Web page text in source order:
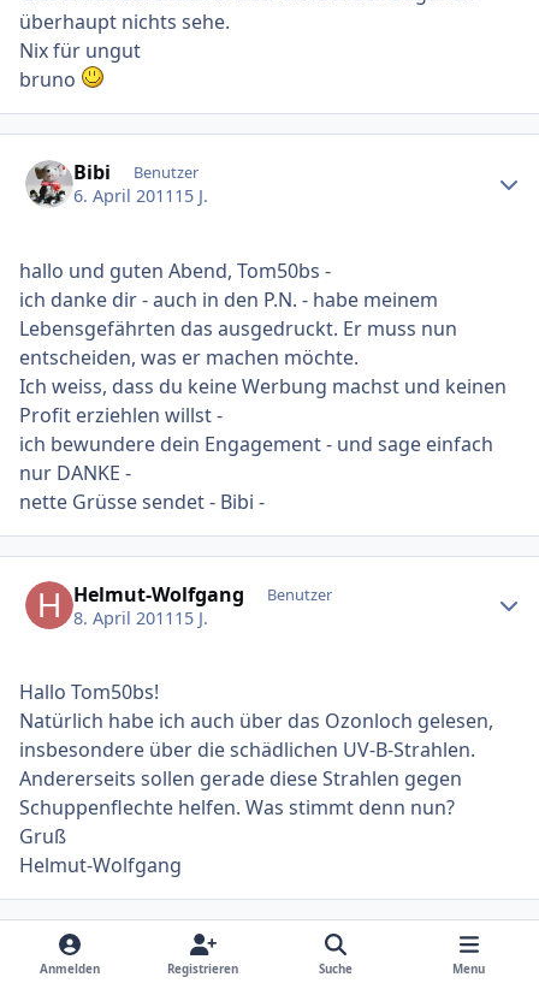
überhaupt nichts sehe.
Nix für ungut
bruno
Bibi Benutzer
6. April 2011 15 J.
hallo und guten Abend, Tom50bs -
ich danke dir - auch in den P.N. - habe meinem
Lebensgefährten das ausgedruckt. Er muss nun
entscheiden, was er machen möchte.
Ich weiss, dass du keine Werbung machst und keinen
Profit erziehlen willst -
ich bewundere dein Engagement - und sage einfach
nur DANKE -
nette Grüsse sendet - Bibi -
Helmut-Wolfgang Benutzer
8. April 2011 15 J.
Hallo Tom50bs!
Natürlich habe ich auch über das Ozonloch gelesen,
insbesondere über die schädlichen UV-B-Strahlen.
Andererseits sollen gerade diese Strahlen gegen
Schuppenflechte helfen. Was stimmt denn nun?
Gruß
Helmut-Wolfgang
Gast Tom50bs
10. April 201115 J.
Anmelden Registrieren Suche Menu